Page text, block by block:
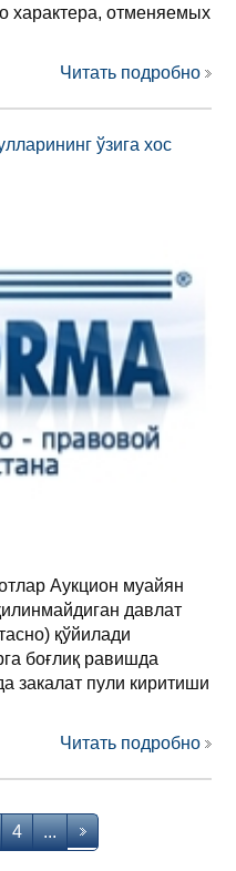
характера, отменяемых
Читать подробно
ўзига хос
Аукцион муайян
давлат
қўйилади
боғлиқ равишда
закалат пули киритиши
Читать подробно
4 ...